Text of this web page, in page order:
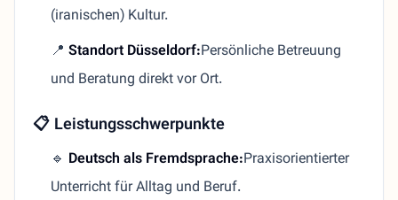
(iranischen) Kultur.
📍 Standort Düsseldorf:Persönliche Betreuung
und Beratung direkt vor Ort.
📋 Leistungsschwerpunkte
🔹 Deutsch als Fremdsprache:Praxisorientierter
Unterricht für Alltag und Beruf.